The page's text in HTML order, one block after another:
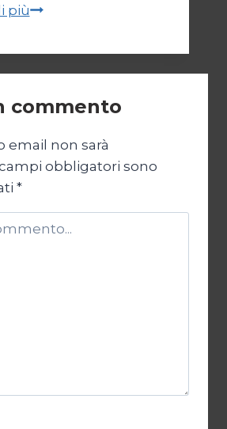
piùBukele
il
regime
emergenza/2
commento
email non sarà
obbligatori sono
*